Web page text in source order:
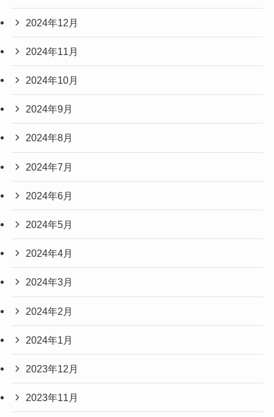
2024年12月
2024年11月
2024年10月
2024年9月
2024年8月
2024年7月
2024年6月
2024年5月
2024年4月
2024年3月
2024年2月
2024年1月
2023年12月
2023年11月